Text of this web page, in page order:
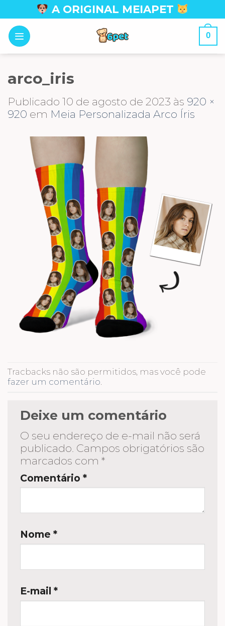
to
content
A ORIGINAL MEIAPET
0
arco_iris
Publicado 10 de agosto de 2023 às 920 ×
920 em Meia Personalizada Arco Íris
Tracbacks não são permitidos, mas você pode
fazer um comentário.
Deixe um comentário
O seu endereço de e-mail não será
publicado. Campos obrigatórios são
marcados com *
Comentário *
Nome *
E-mail *